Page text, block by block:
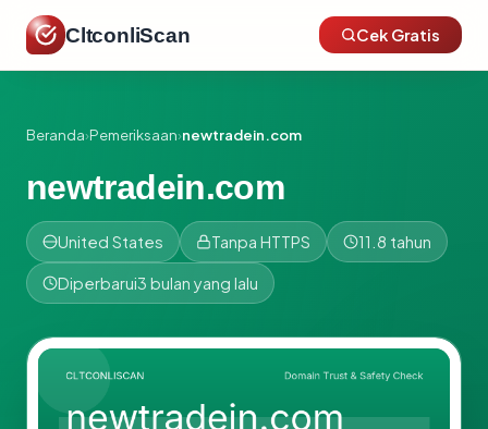
CltconliScan Cek Gratis
Beranda›Pemeriksaan›newtradein.com
newtradein.com
United States Tanpa HTTPS 11.8 tahun
Diperbarui3 bulan yang lalu